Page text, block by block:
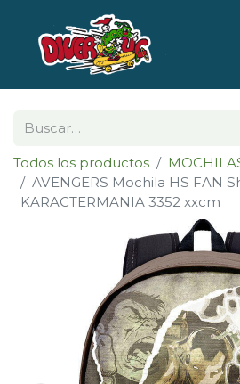
Todos los productos
AVENGERS Mochila HS FAN
KARACTERMANIA 3352 xxcm